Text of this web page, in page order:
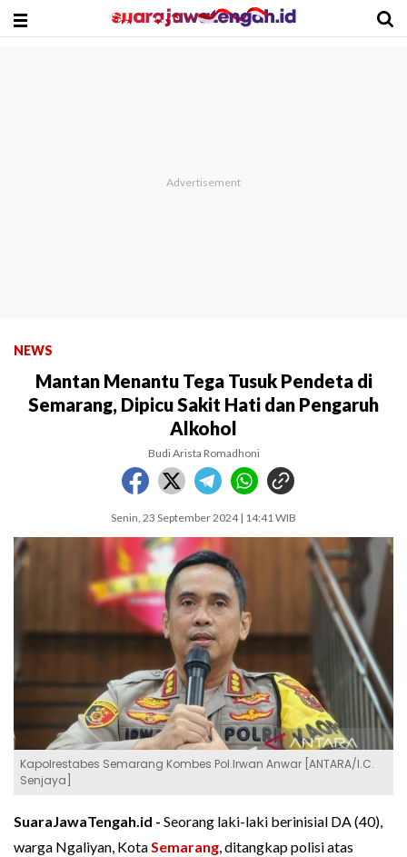
NEWS
Mantan Menantu Tega Tusuk Pendeta di
Semarang, Dipicu Sakit Hati dan Pengaruh
Alkohol
Budi Arista Romadhoni
Senin, 23 September 2024 | 14:41 WIB
Kapolrestabes Semarang Kombes Pol.Irwan Anwar [ANTARA/I.C.
Senjaya]
SuaraJawaTengah.id - Seorang laki-laki berinisial DA (40),
warga Ngaliyan, KotaSemarang, ditangkap polisi atas